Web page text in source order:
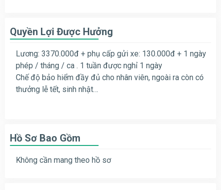
Quyền Lợi Được Hưởng
Lương: 3370.000đ + phụ cấp gửi xe: 130.000đ + 1 ngày
phép / tháng / ca . 1 tuần được nghỉ 1 ngày
Chế độ bảo hiểm đầy đủ cho nhân viên, ngoài ra còn có
thưởng lễ tết, sinh nhật…
Hồ Sơ Bao Gồm
Không cần mang theo hồ sơ